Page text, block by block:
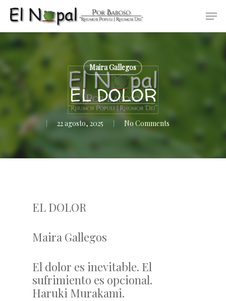
Skip
main
content
Maira Gallegos
EL DOLOR
22 agosto, 2025 No Comments
EL DOLOR
Maira Gallegos
El dolor es inevitable. El
sufrimiento es opcional.
Haruki Murakami.